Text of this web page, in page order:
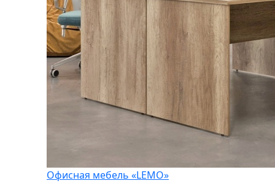
Офисная мебель «LEMO»